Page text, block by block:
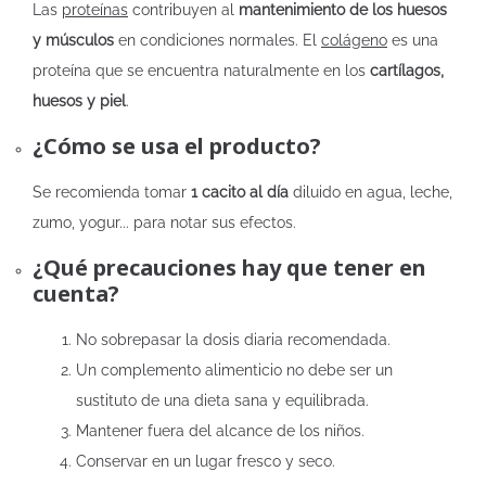
Las proteínas contribuyen al mantenimiento de los huesos
y músculos en condiciones normales. El colágeno es una
proteína que se encuentra naturalmente en los cartílagos,
huesos y piel.
¿Cómo se usa el producto?
Se recomienda tomar 1 cacito al día diluido en agua, leche,
zumo, yogur... para notar sus efectos.
¿Qué precauciones hay que tener en
cuenta?
No sobrepasar la dosis diaria recomendada.
Un complemento alimenticio no debe ser un
sustituto de una dieta sana y equilibrada.
Mantener fuera del alcance de los niños.
Conservar en un lugar fresco y seco.